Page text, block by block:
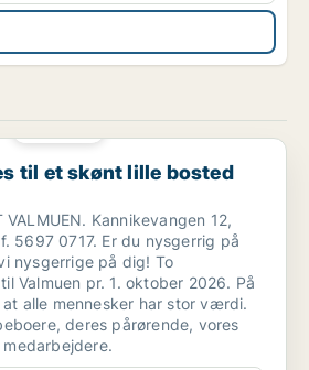
lille bosted for voksne...
til et skønt lille bosted
VALMUEN. Kannikevangen 12,
5697 0717. Er du nysgerrig på
nysgerrige på dig! To
Valmuen pr. 1. oktober 2026. På
alle mennesker har stor værdi.
deres pårørende, vores